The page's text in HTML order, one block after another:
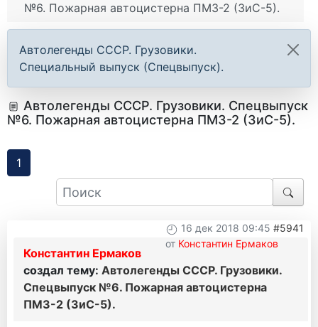
№6. Пожарная автоцистерна ПМЗ-2 (ЗиС-5).
Автолегенды СССР. Грузовики.
Специальный выпуск (Спецвыпуск).
Автолегенды СССР. Грузовики. Спецвыпуск
№6. Пожарная автоцистерна ПМЗ-2 (ЗиС-5).
1
16 дек 2018 09:45 #5941
от Константин Ермаков
Константин Ермаков
создал тему: Автолегенды СССР. Грузовики.
Спецвыпуск №6. Пожарная автоцистерна
ПМЗ-2 (ЗиС-5).